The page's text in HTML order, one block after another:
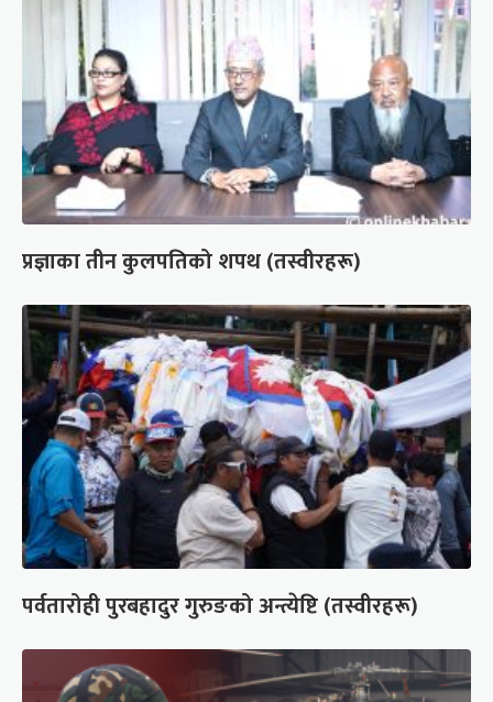
प्रज्ञाका तीन कुलपतिको शपथ (तस्वीरहरू)
पर्वतारोही पुरबहादुर गुरुङको अन्त्येष्टि (तस्वीरहरू)